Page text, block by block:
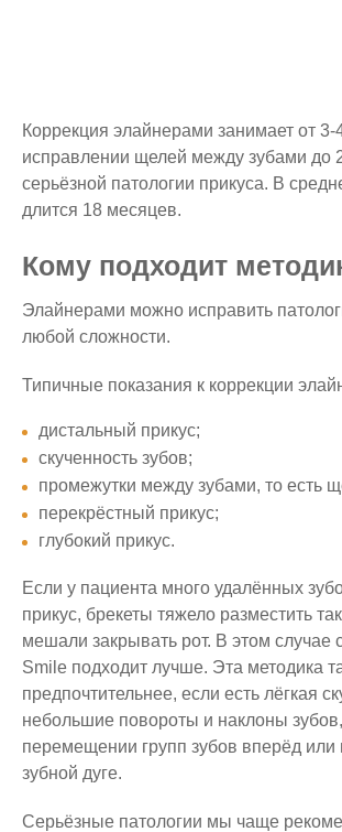
Коррекция элайнерами занимает от
исправлении щелей между зубами до
серьёзной патологии прикуса. В
длится 18 месяцев.
Кому подходит
Элайнерами можно исправить
любой сложности.
Типичные показания к коррекции
дистальный прикус;
скученность зубов;
промежутки между зубами, то есть
перекрёстный прикус;
глубокий прикус.
Если у пациента много удалённых
прикус, брекеты тяжело разместить
мешали закрывать рот. В этом случае
Smile подходит лучше. Эта методика
предпочтительнее, если есть лёгкая
небольшие повороты и наклоны
перемещении групп зубов вперёд или
зубной дуге.
Серьёзные патологии мы чаще